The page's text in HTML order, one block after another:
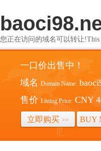
您正在访问的域名可以转让!This
一口价出售中！
域名 Domain Name:
售价 Listing Price: CNY
立即购买 >> BUY